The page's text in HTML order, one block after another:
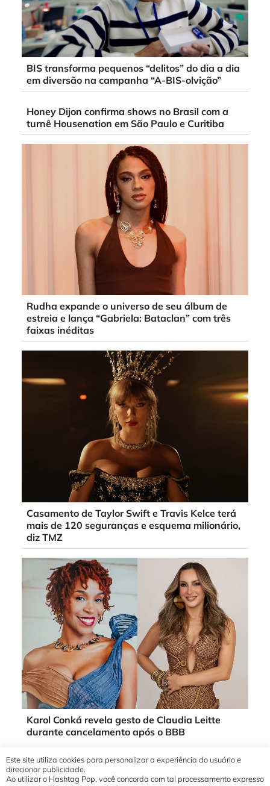
BIS transforma pequenos “delitos” do dia a dia
em diversão na campanha “A-BIS-olvição”
Honey Dijon confirma shows no Brasil com a
turnê Housenation em São Paulo e Curitiba
Rudha expande o universo de seu álbum de
estreia e lança “Gabriela: Bataclan” com três
faixas inéditas
Casamento de Taylor Swift e Travis Kelce terá
mais de 120 seguranças e esquema milionário,
diz TMZ
Karol Conká revela gesto de Claudia Leitte
durante cancelamento após o BBB
Este site utiliza cookies para personalizar a experiência do usuário e
direcionar publicidade.
Ao utilizar o Hashtag Pop, você concorda com tal processamento expresso